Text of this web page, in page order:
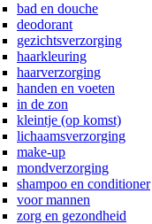
bad en douche
deodorant
gezichtsverzorging
haarkleuring
haarverzorging
handen en voeten
in de zon
kleintje (op komst)
lichaamsverzorging
make-up
mondverzorging
shampoo en conditioner
voor mannen
zorg en gezondheid